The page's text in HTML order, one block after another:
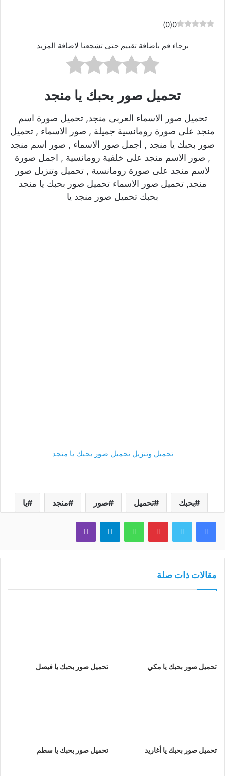
0
(
0
)
برجاء قم باضافة تقييم حتى تشجعنا لاضافة المزيد
تحميل صور بحبك يا منجد
تحميل صور الاسماء العربى منجد, تحميل صورة اسم
منجد على صورة رومانسية جميلة , صور الاسماء , تحميل
صور بحبك يا منجد , اجمل صور الاسماء , صور اسم منجد
, صور الاسم منجد على خلفية رومانسية , اجمل صورة
لاسم منجد على صورة رومانسية , تحميل وتنزيل صور
منجد, تحميل صور الاسماء تحميل صور بحبك يا منجد
بحبك تحميل صور منجد يا
تحميل وتنزيل تحميل صور بحبك يا منجد
بحبك تحميل صور منجد يا
فيسبوك تويتر بينتيريستواتساب تيلقرام ڤايبر
مقالات ذات صلة
تحميل صور بحبك يا مكي تحميل صور بحبك يا فيصل
تحميل صور بحبك يا أغاريد تحميل صور بحبك يا سطم